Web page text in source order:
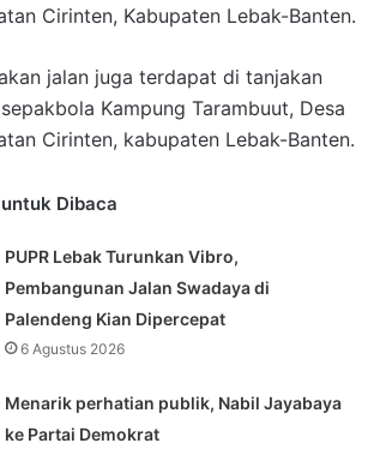
Cirinten, Kabupaten Lebak-Banten.
jalan juga terdapat di tanjakan
Kampung Tarambuut, Desa
Cirinten, kabupaten Lebak-Banten.
Dibaca
PUPR Lebak Turunkan Vibro,
Pembangunan Jalan Swadaya di
Palendeng Kian Dipercepat
6 Agustus 2026
Menarik perhatian publik, Nabil Jayabaya
ke Partai Demokrat